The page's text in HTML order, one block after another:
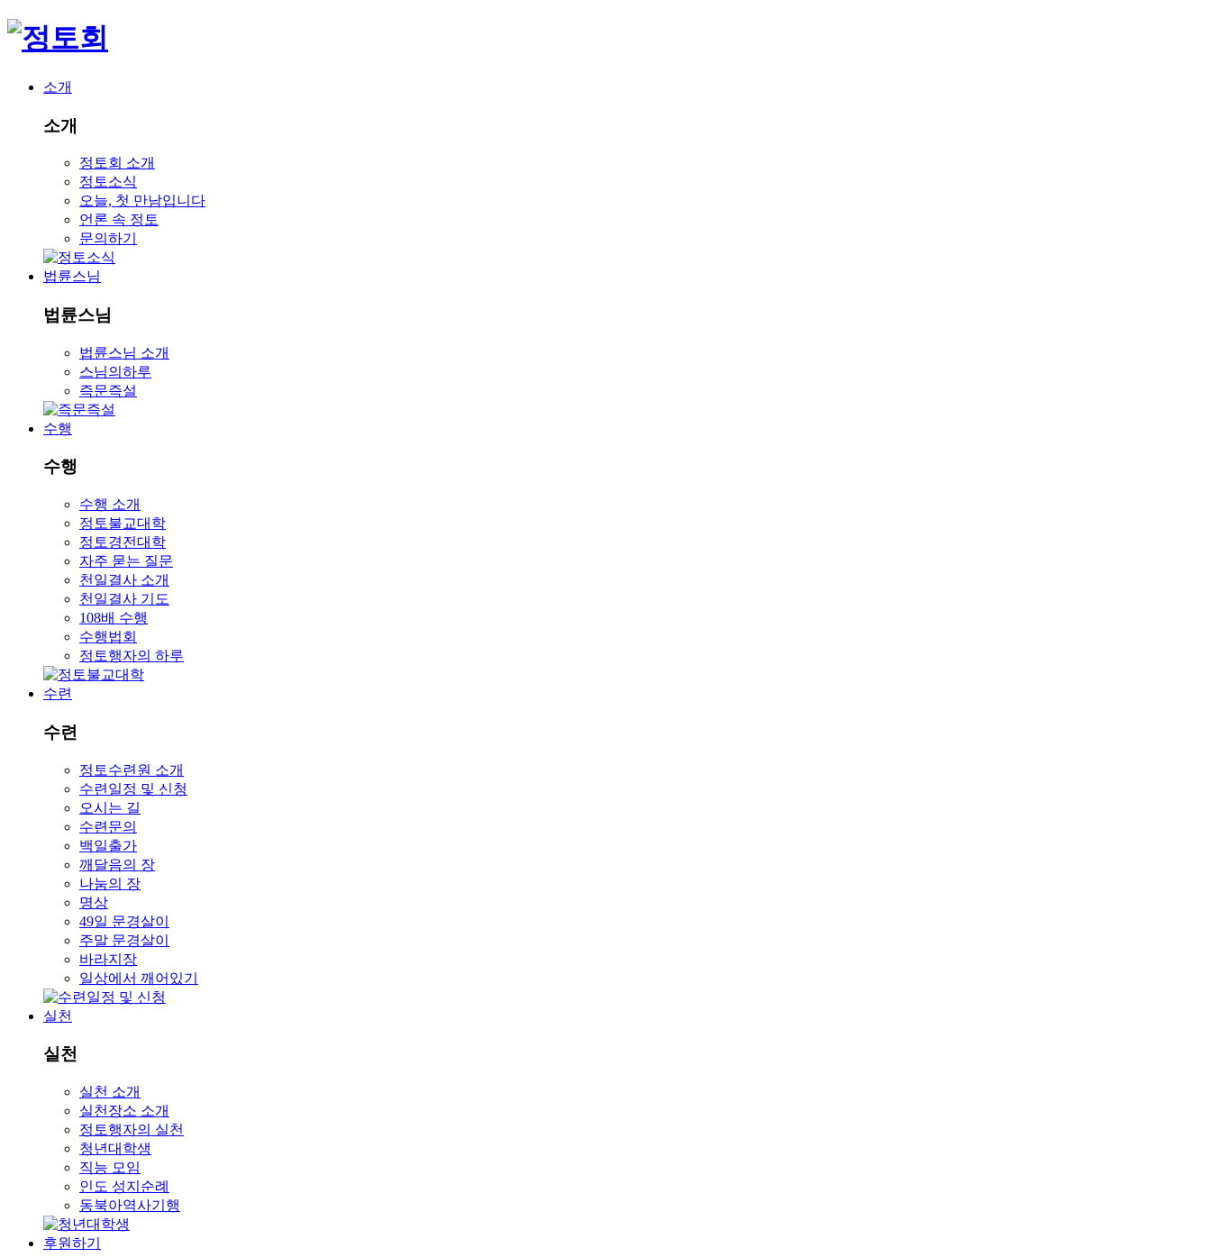
소개
소개
정토회 소개
정토소식
오늘, 첫 만남입니다
언론 속 정토
문의하기
법륜스님
법륜스님
법륜스님 소개
스님의하루
즉문즉설
수행
수행
수행 소개
정토불교대학
정토경전대학
자주 묻는 질문
천일결사 소개
천일결사 기도
108배 수행
수행법회
정토행자의 하루
수련
수련
정토수련원 소개
수련일정 및 신청
오시는 길
수련문의
백일출가
깨달음의 장
나눔의 장
명상
49일 문경살이
주말 문경살이
바라지장
일상에서 깨어있기
실천
실천
실천 소개
실천장소 소개
정토행자의 실천
청년대학생
직능 모임
인도 성지순례
동북아역사기행
후원하기